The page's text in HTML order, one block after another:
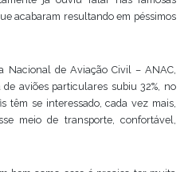
acabaram resultando em péssimos
Nacional de Aviação Civil – ANAC,
aviões particulares subiu 32%, no
têm se interessado, cada vez mais,
meio de transporte, confortável,